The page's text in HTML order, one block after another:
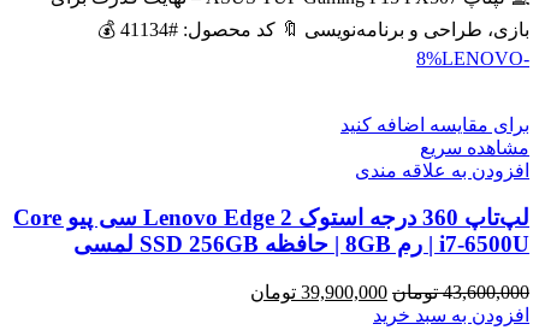
است.
بازی، طراحی و برنامه‌نویسی 🔖 کد محصول: #41134 💰
-8%
LENOVO
برای مقایسه اضافه کنید
مشاهده سریع
افزودن به علاقه مندی
لپ‌تاپ 360 درجه استوک Lenovo Edge 2 سی پیو Core
i7-6500U | رم 8GB | حافظه SSD 256GB لمسی
43,600,000 تومان قیمت
اصلی
39,900,000 تومان
افزودن به سبد خرید